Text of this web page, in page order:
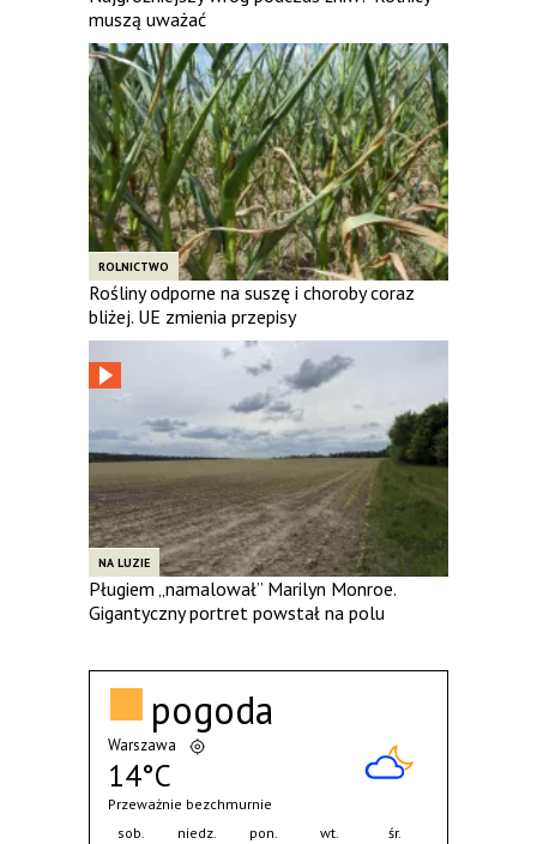
muszą uważać
ROLNICTWO
Rośliny odporne na suszę i choroby coraz
bliżej. UE zmienia przepisy
NA LUZIE
Pługiem „namalował” Marilyn Monroe.
Gigantyczny portret powstał na polu
pogoda
Warszawa
14°C
Przeważnie bezchmurnie
sob.
niedz. pon. wt. śr.